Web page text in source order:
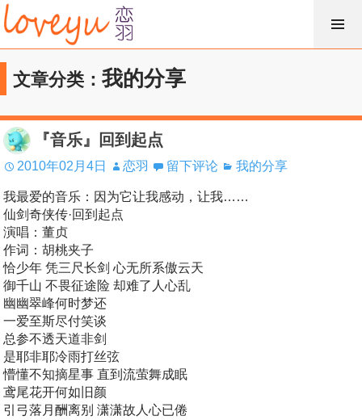
跳
过
内
容文章分类： 我的分享
『音乐』回到起点
2010年02月4日 恋羽 留下评论 我的分享
我最爱的音乐：因为它让我感动，让我……
仙剑奇侠传·回到起点
演唱：董贞
作词：胡桃夹子
恰少年 凭三尺长剑 心无所系傲云天
御千山 不畏征途险 却难了人心乱
幽幽翠峰何时梦还
一爱至斯尽付笑谈
总参不透天道非剑
是耶非耶冷雨打丝弦
懵懂不知摘星事 直到流萤舞成眠
鸢尾花开何如旧颜
引弓落月酬离别 潇潇故人心已倦